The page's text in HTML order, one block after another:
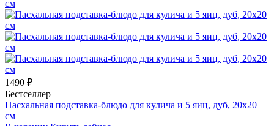
1490 ₽
Бестселлер
Пасхальная подставка-блюдо для кулича и 5 яиц, дуб, 20х20
см